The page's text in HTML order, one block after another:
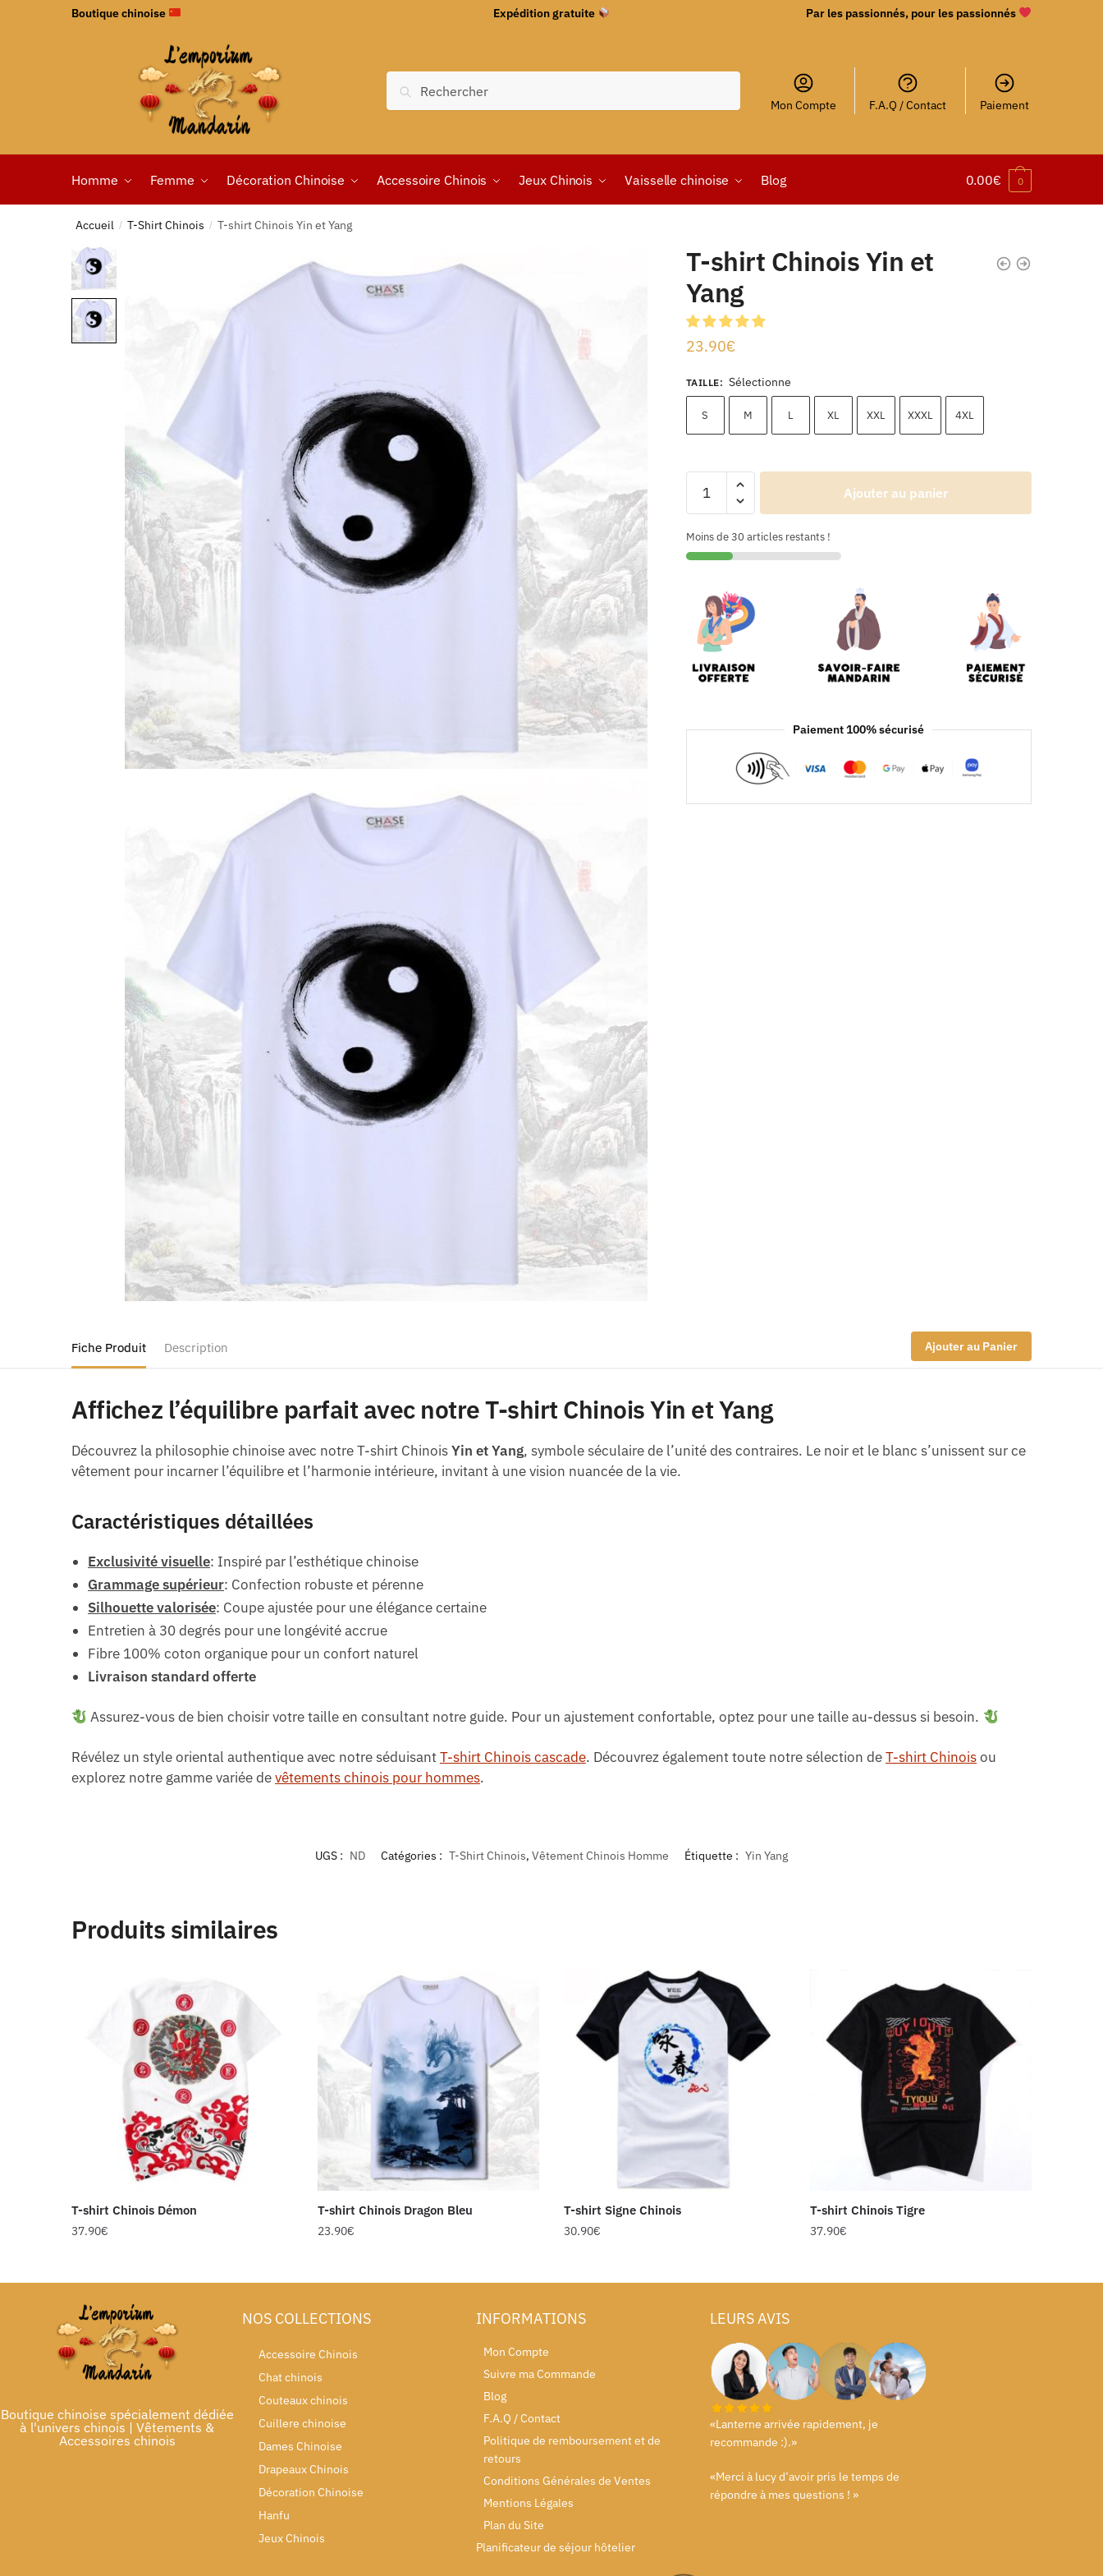
Boutique chinoise Expédition gratuite Par les passionnés, pour les passionnés
Recherche
Mon Compte F.A.Q / Contact Paiement
Homme Femme Décoration Chinoise Accessoire Chinois Jeux Chinois Vaisselle chinoise Blog 0.00€ 0
Accueil / T-Shirt Chinois / T-shirt Chinois Yin et Yang
T-shirt Chinois Yin et
Yang
23.90€
TAILLE: Sélectionne
S M L XL XXL XXXL 4XL
Ajouter au panier
Moins de 30 articles restants !
Paiement 100% sécurisé
Fiche Produit Description Ajouter au Panier
Affichez l’équilibre parfait avec notre T-shirt Chinois Yin et Yang
Découvrez la philosophie chinoise avec notre T-shirt ChinoisYin et Yang, symbole séculaire de l’unité des contraires. Le noir et le blanc s’unissent sur ce
vêtement pour incarner l’équilibre et l’harmonie intérieure, invitant à une vision nuancée de la vie.
Caractéristiques détaillées
Exclusivité visuelle: Inspiré par l’esthétique chinoise
Grammage supérieur: Confection robuste et pérenne
Silhouette valorisée: Coupe ajustée pour une élégance certaine
Entretien à 30 degrés pour une longévité accrue
Fibre 100% coton organique pour un confort naturel
Livraison standard offerte
Assurez-vous de bien choisir votre taille en consultant notre guide. Pour un ajustement confortable, optez pour une taille au-dessus si besoin.
Révélez un style oriental authentique avec notre séduisantT-shirt Chinois cascade. Découvrez également toute notre sélection deT-shirt Chinoisou
explorez notre gamme variée devêtements chinois pour hommes.
UGS : ND Catégories : T-Shirt Chinois, Vêtement Chinois Homme Étiquette : Yin Yang
Produits similaires
T-shirt Chinois Démon
37.90€
T-shirt Chinois Dragon Bleu
23.90€
T-shirt Signe Chinois
30.90€
T-shirt Chinois Tigre
37.90€
Boutique chinoise spécialement dédiée
à l'univers chinois | Vêtements &
Accessoires chinois
NOS COLLECTIONS
Accessoire Chinois
Chat chinois
Couteaux chinois
Cuillere chinoise
Dames Chinoise
Drapeaux Chinois
Décoration Chinoise
Hanfu
Jeux Chinois
INFORMATIONS
Mon Compte
Suivre ma Commande
Blog
F.A.Q / Contact
Politique de remboursement et de
retours
Conditions Générales de Ventes
Mentions Légales
Plan du Site
Planificateur de séjour hôtelier
LEURS AVIS
«Lanterne arrivée rapidement, je
recommande :).»
«Merci à lucy d’avoir pris le temps de
répondre à mes questions ! »